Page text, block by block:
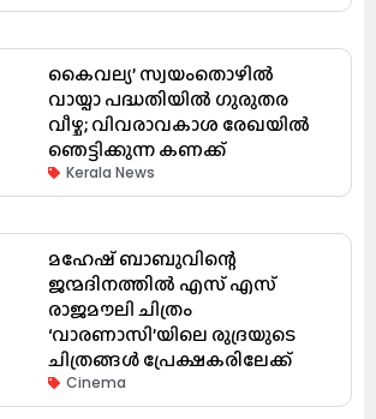
കൈവല്യ’ സ്വയംതൊഴിൽ
വായ്പാ പദ്ധതിയിൽ ഗുരുതര
വീഴ്ച; വിവരാവകാശ രേഖയിൽ
ഞെട്ടിക്കുന്ന കണക്ക്
Kerala News
മഹേഷ് ബാബുവിന്റെ
ജന്മദിനത്തിൽ എസ് എസ്
രാജമൗലി ചിത്രം
‘വാരണാസി’യിലെ രുദ്രയുടെ
ചിത്രങ്ങൾ പ്രേക്ഷകരിലേക്ക്
Cinema